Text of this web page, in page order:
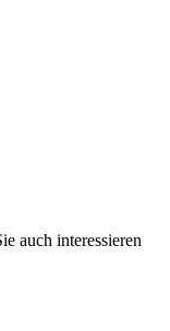
auch interessieren